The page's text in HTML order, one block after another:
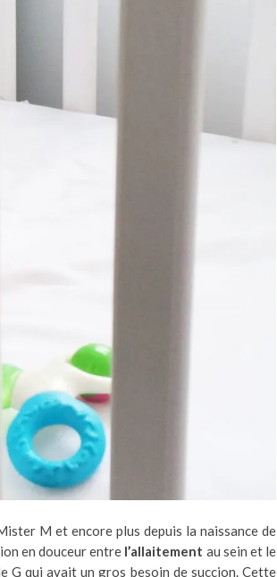
M et encore plus depuis la naissance de
en douceur entre l’allaitement au sein et le
G qui avait un gros besoin de succion. Cette